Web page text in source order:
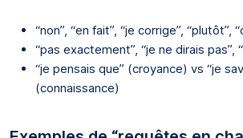
“non”, “en fait”, “je corrige”, “plutôt”,
“pas exactement”, “je ne dirais pas”,
“je pensais que” (croyance) vs “je
(connaissance)